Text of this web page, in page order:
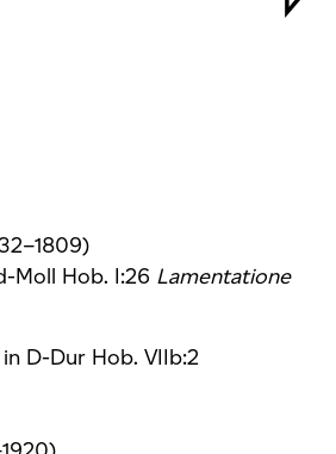
Moll Hob. I:26 Lamentatione
D-Dur Hob. VIIb:2